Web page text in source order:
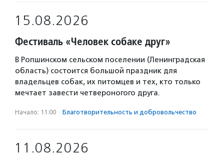
15.08.2026
Фестиваль «Человек собаке друг»
В Ропшинском сельском поселении (Ленинградская
область) состоится большой праздник для
владельцев собак, их питомцев и тех, кто только
мечтает завести четвероногого друга.
Начало: 11:00 · Благотвори­тель­ность и доброволь­чест­во
11.08.2026